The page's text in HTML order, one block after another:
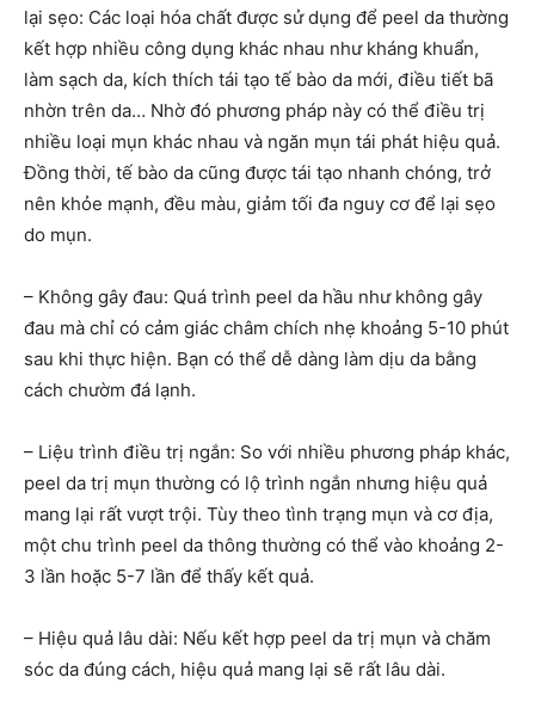
lại sẹo: Các loại hóa chất được sử dụng để peel da thường
kết hợp nhiều công dụng khác nhau như kháng khuẩn,
làm sạch da, kích thích tái tạo tế bào da mới, điều tiết bã
nhờn trên da… Nhờ đó phương pháp này có thể điều trị
nhiều loại mụn khác nhau và ngăn mụn tái phát hiệu quả.
Đồng thời, tế bào da cũng được tái tạo nhanh chóng, trở
nên khỏe mạnh, đều màu, giảm tối đa nguy cơ để lại sẹo
do mụn.
– Không gây đau: Quá trình peel da hầu như không gây
đau mà chỉ có cảm giác châm chích nhẹ khoảng 5-10 phút
sau khi thực hiện. Bạn có thể dễ dàng làm dịu da bằng
cách chườm đá lạnh.
– Liệu trình điều trị ngắn: So với nhiều phương pháp khác,
peel da trị mụn thường có lộ trình ngắn nhưng hiệu quả
mang lại rất vượt trội. Tùy theo tình trạng mụn và cơ địa,
một chu trình peel da thông thường có thể vào khoảng 2-
3 lần hoặc 5-7 lần để thấy kết quả.
– Hiệu quả lâu dài: Nếu kết hợp peel da trị mụn và chăm
sóc da đúng cách, hiệu quả mang lại sẽ rất lâu dài.